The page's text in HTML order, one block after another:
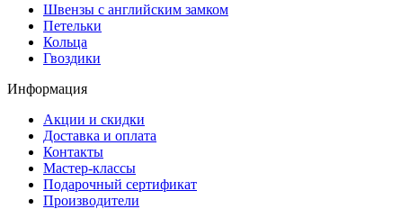
Швензы с английским замком
Петельки
Кольца
Гвоздики
Информация
Акции и скидки
Доставка и оплата
Контакты
Мастер-классы
Подарочный сертификат
Производители